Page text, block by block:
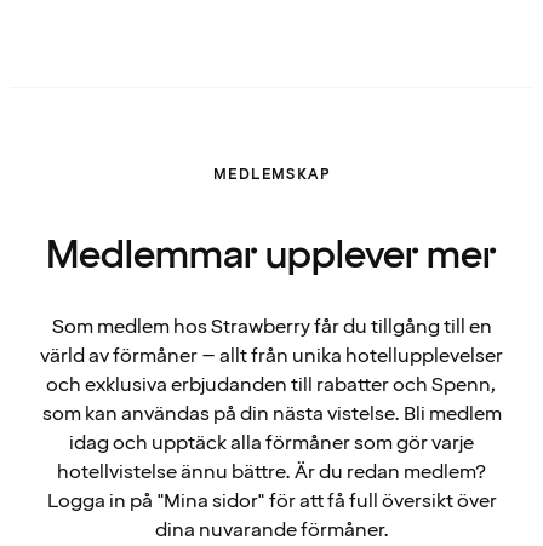
MEDLEMSKAP
Medlemmar upplever mer
Som medlem hos Strawberry får du tillgång till en
värld av förmåner – allt från unika hotellupplevelser
och exklusiva erbjudanden till rabatter och Spenn,
som kan användas på din nästa vistelse. Bli medlem
idag och upptäck alla förmåner som gör varje
hotellvistelse ännu bättre. Är du redan medlem?
Logga in på "Mina sidor" för att få full översikt över
dina nuvarande förmåner.